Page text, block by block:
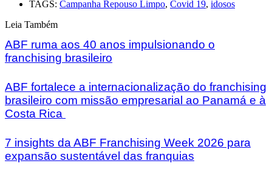
TAGS: Campanha Repouso Limpo, Covid 19, idosos
Leia Também
ABF ruma aos 40 anos impulsionando o
franchising brasileiro
ABF fortalece a internacionalização do franchising
brasileiro com missão empresarial ao Panamá e à
Costa Rica
7 insights da ABF Franchising Week 2026 para
expansão sustentável das franquias